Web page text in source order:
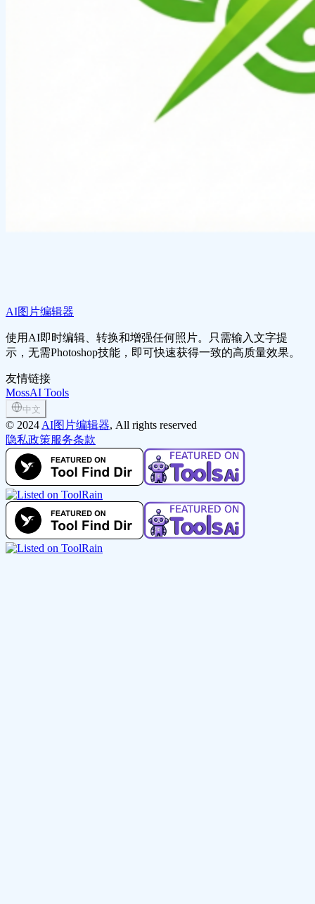
AI图片编辑器
使用AI即时编辑、转换和增强任何照片。只需输入文字提
示，无需Photoshop技能，即可快速获得一致的高质量效果。
友情链接
MossAI Tools
中文
© 2024 AI图片编辑器, All rights reserved
隐私政策服务条款